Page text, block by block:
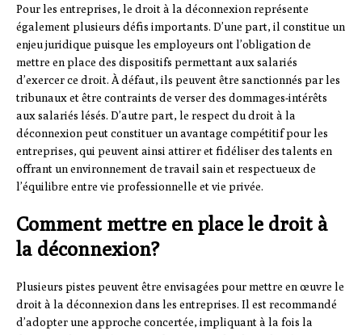
Pour les entreprises, le droit à la déconnexion représente
également plusieurs défis importants. D’une part, il constitue un
enjeu juridique puisque les employeurs ont l’obligation de
mettre en place des dispositifs permettant aux salariés
d’exercer ce droit. À défaut, ils peuvent être sanctionnés par les
tribunaux et être contraints de verser des dommages-intérêts
aux salariés lésés. D’autre part, le respect du droit à la
déconnexion peut constituer un avantage compétitif pour les
entreprises, qui peuvent ainsi attirer et fidéliser des talents en
offrant un environnement de travail sain et respectueux de
l’équilibre entre vie professionnelle et vie privée.
Comment mettre en place le droit à
la déconnexion?
Plusieurs pistes peuvent être envisagées pour mettre en œuvre le
droit à la déconnexion dans les entreprises. Il est recommandé
d’adopter une approche concertée, impliquant à la fois la